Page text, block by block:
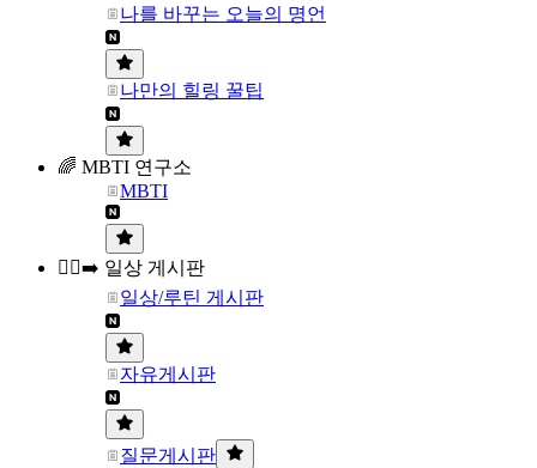
나를 바꾸는 오늘의 명언
나만의 힐링 꿀팁
🌈 MBTI 연구소
MBTI
🏃‍♀️‍➡️ 일상 게시판
일상/루틴 게시판
자유게시판
질문게시판